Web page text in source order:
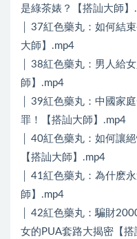
是綠茶婊？【搭訕大師】
│ 37紅色藥丸：如何結
大師】.mp4
│ 38紅色藥丸：男人給
師】.mp4
│ 39紅色藥丸：中國家
罪！【搭訕大師】.mp4
│ 40紅色藥丸：如何讓
【搭訕大師】.mp4
│ 41紅色藥丸：為什麽
師】.mp4
│ 42紅色藥丸：騙財
女的PUA套路大揭密【